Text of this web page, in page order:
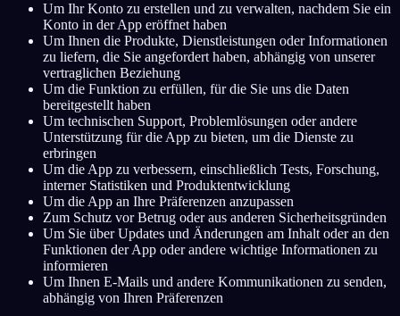
Um Ihr Konto zu erstellen und zu verwalten, nachdem Sie ein
Konto in der App eröffnet haben
Um Ihnen die Produkte, Dienstleistungen oder Informationen
zu liefern, die Sie angefordert haben, abhängig von unserer
vertraglichen Beziehung
Um die Funktion zu erfüllen, für die Sie uns die Daten
bereitgestellt haben
Um technischen Support, Problemlösungen oder andere
Unterstützung für die App zu bieten, um die Dienste zu
erbringen
Um die App zu verbessern, einschließlich Tests, Forschung,
interner Statistiken und Produktentwicklung
Um die App an Ihre Präferenzen anzupassen
Zum Schutz vor Betrug oder aus anderen Sicherheitsgründen
Um Sie über Updates und Änderungen am Inhalt oder an den
Funktionen der App oder andere wichtige Informationen zu
informieren
Um Ihnen E-Mails und andere Kommunikationen zu senden,
abhängig von Ihren Präferenzen